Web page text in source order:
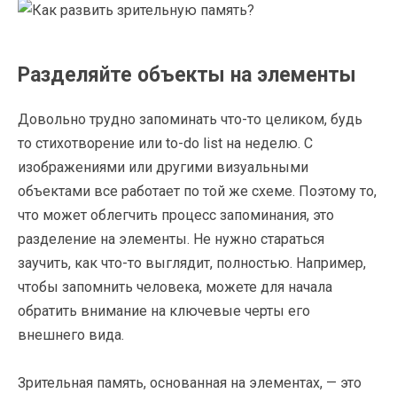
Разделяйте объекты на элементы
Довольно трудно запоминать что-то целиком, будь
то стихотворение или to-do list на неделю. С
изображениями или другими визуальными
объектами все работает по той же схеме. Поэтому то,
что может облегчить процесс запоминания, это
разделение на элементы. Не нужно стараться
заучить, как что-то выглядит, полностью. Например,
чтобы запомнить человека, можете для начала
обратить внимание на ключевые черты его
внешнего вида.
Зрительная память, основанная на элементах, — это